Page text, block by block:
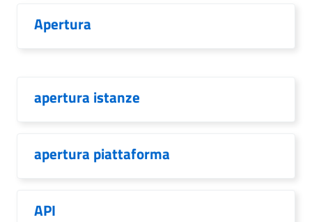
Apertura
apertura istanze
apertura piattaforma
API